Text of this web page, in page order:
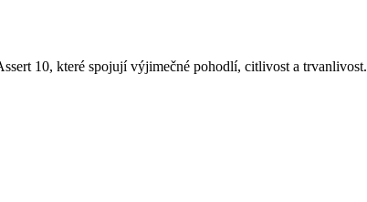
10, které spojují výjimečné pohodlí, citlivost a trvanlivost.